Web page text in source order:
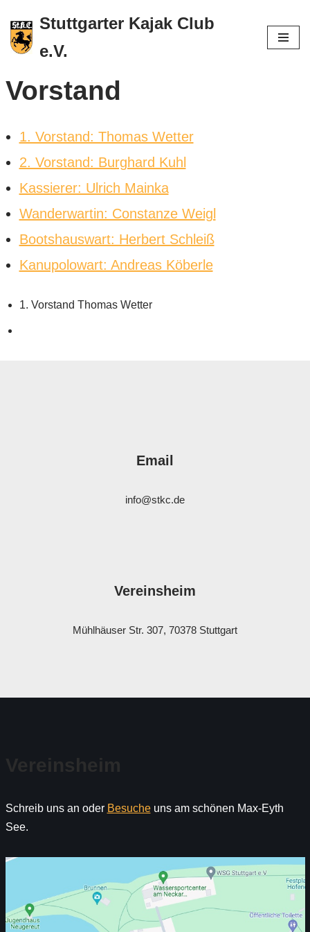
Zum
Inhalt
Stuttgarter Kajak Club
e.V.
Vorstand
1. Vorstand: Thomas Wetter
2. Vorstand: Burghard Kuhl
Kassierer: Ulrich Mainka
Wanderwartin: Constanze Weigl
Bootshauswart: Herbert Schleiß
Kanupolowart: Andreas Köberle
1. Vorstand Thomas Wetter
Email
info@stkc.de
Vereinsheim
Mühlhäuser Str. 307, 70378 Stuttgart
Vereinsheim
Schreib uns an oder Besucheuns am schönen Max-Eyth
See.